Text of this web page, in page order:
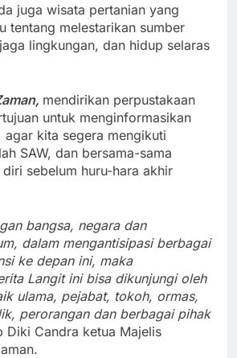
juga wisata pertanian yang
tentang melestarikan sumber
lingkungan, dan hidup selaras
mendirikan perpustakaan
untuk menginformasikan
agar kita segera mengikuti
SAW, dan bersama-sama
sebelum huru-hara akhir
bangsa, negara dan
dalam mengantisipasi berbagai
ke depan ini, maka
Langit ini bisa dikunjungi oleh
ulama, pejabat, tokoh, ormas,
perorangan dan berbagai pihak
Diki Candra ketua Majelis